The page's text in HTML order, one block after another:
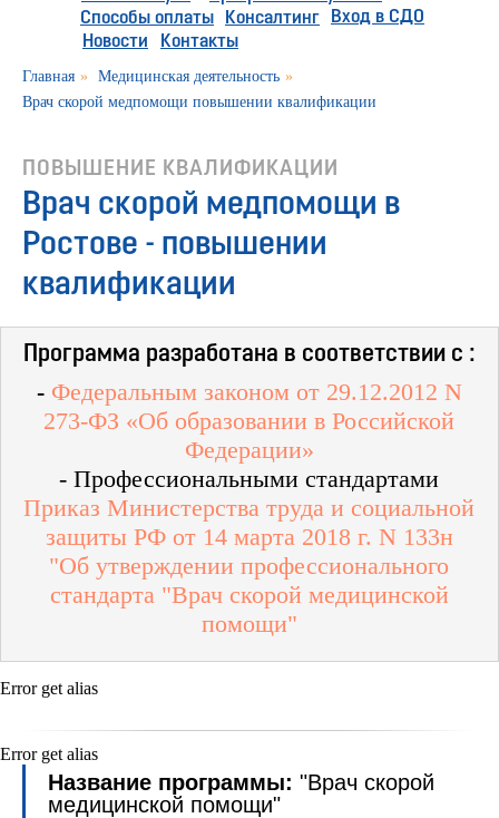
Способы оплаты
Консалтинг
Новости
Вход в СДО
Контакты
Главная » Медицинская деятельность »
Врач скорой медпомощи повышении квалификации
ПОВЫШЕНИЕ КВАЛИФИКАЦИИ
Врач скорой медпомощи в
Ростове - повышении
квалификации
Программа разработана в соответствии с :
- Федеральным законом от 29.12.2012 N
273-ФЗ «Об образовании в Российской
Федерации»
- Профессиональными стандартами
Приказ Министерства труда и социальной
защиты РФ от 14 марта 2018 г. N 133н
"Об утверждении профессионального
стандарта "Врач скорой медицинской
помощи"
Error get alias
Error get alias
Название программы: "Врач скорой
медицинской помощи"